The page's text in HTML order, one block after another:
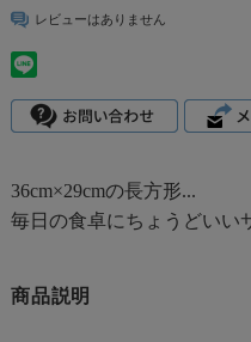
レビューはありません
36cm×29cmの長方形...
毎日の食卓にちょうどいい
商品説明